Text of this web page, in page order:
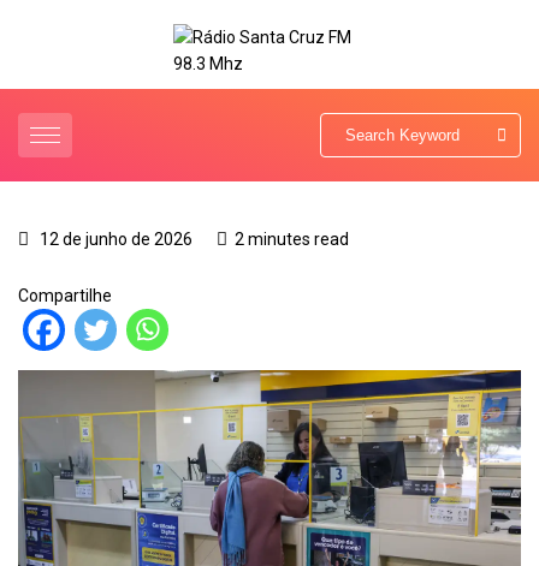
12 de junho de 2026 2 minutes read
Compartilhe